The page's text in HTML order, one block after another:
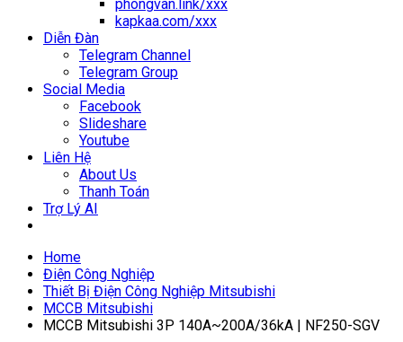
phongvan.link/xxx
kapkaa.com/xxx
Diễn Đàn
Telegram Channel
Telegram Group
Social Media
Facebook
Slideshare
Youtube
Liên Hệ
About Us
Thanh Toán
Trợ Lý AI
Home
Điện Công Nghiệp
Thiết Bị Điện Công Nghiệp Mitsubishi
MCCB Mitsubishi
MCCB Mitsubishi 3P 140A~200A/36kA | NF250-SGV